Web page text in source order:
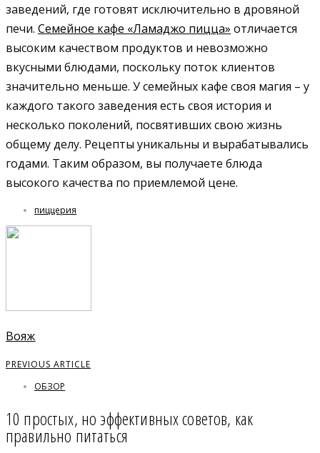
заведений, где готовят исключительно в дровяной
печи. Семейное кафе «Ламаджо пицца» отличается
высоким качеством продуктов и невозможно
вкусными блюдами, поскольку поток клиентов
значительно меньше. У семейных кафе своя магия – у
каждого такого заведения есть своя история и
несколько поколений, посвятивших свою жизнь
общему делу. Рецепты уникальны и вырабатывались
годами. Таким образом, вы получаете блюда
высокого качества по приемлемой цене.
пиццерия
Вояж
PREVIOUS ARTICLE
ОБЗОР
10 простых, но эффективных советов, как
правильно питаться